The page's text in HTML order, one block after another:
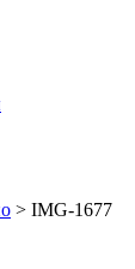
> IMG-1677